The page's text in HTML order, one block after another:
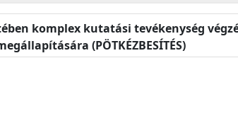
komplex kutatási tevékenység
(PÖTKÉZBESÍTÉS)